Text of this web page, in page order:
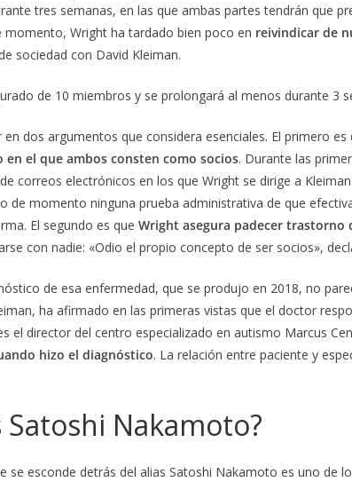
tres semanas, en las que ambas partes tendrán que
momento, Wright ha tardado bien poco en reivindicar de
sociedad con David Kleiman.
de 10 miembros y se prolongará al menos durante 3
dos argumentos que considera esenciales. El primero es
el que ambos consten como socios. Durante las
correos electrónicos en los que Wright se dirige a
de momento ninguna prueba administrativa de que
El segundo es que Wright asegura padecer trastorno
con nadie: «Odio el propio concepto de ser socios»,
de esa enfermedad, que se produjo en 2018, no
ha afirmado en las primeras vistas que el doctor
el director del centro especializado en autismo Marcus
hizo el diagnóstico. La relación entre paciente y
Nakamoto?
se esconde detrás del alias Satoshi Nakamoto es uno de